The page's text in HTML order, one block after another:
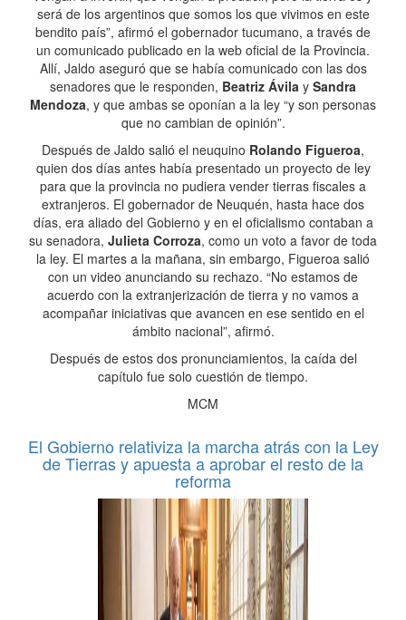
será de los argentinos que somos los que vivimos en este
bendito país”, afirmó el gobernador tucumano, a través de
un comunicado publicado en la web oficial de la Provincia.
Allí, Jaldo aseguró que se había comunicado con las dos
senadores que le responden, Beatriz Ávila y Sandra
Mendoza, y que ambas se oponían a la ley “y son personas
que no cambian de opinión”.
Después de Jaldo salió el neuquino Rolando Figueroa,
quien dos días antes había presentado un proyecto de ley
para que la provincia no pudiera vender tierras fiscales a
extranjeros. El gobernador de Neuquén, hasta hace dos
días, era aliado del Gobierno y en el oficialismo contaban a
su senadora, Julieta Corroza, como un voto a favor de toda
la ley. El martes a la mañana, sin embargo, Figueroa salió
con un video anunciando su rechazo. “No estamos de
acuerdo con la extranjerización de tierra y no vamos a
acompañar iniciativas que avancen en ese sentido en el
ámbito nacional”, afirmó.
Después de estos dos pronunciamientos, la caída del
capítulo fue solo cuestión de tiempo.
MCM
El Gobierno relativiza la marcha atrás con la Ley
de Tierras y apuesta a aprobar el resto de la
reforma